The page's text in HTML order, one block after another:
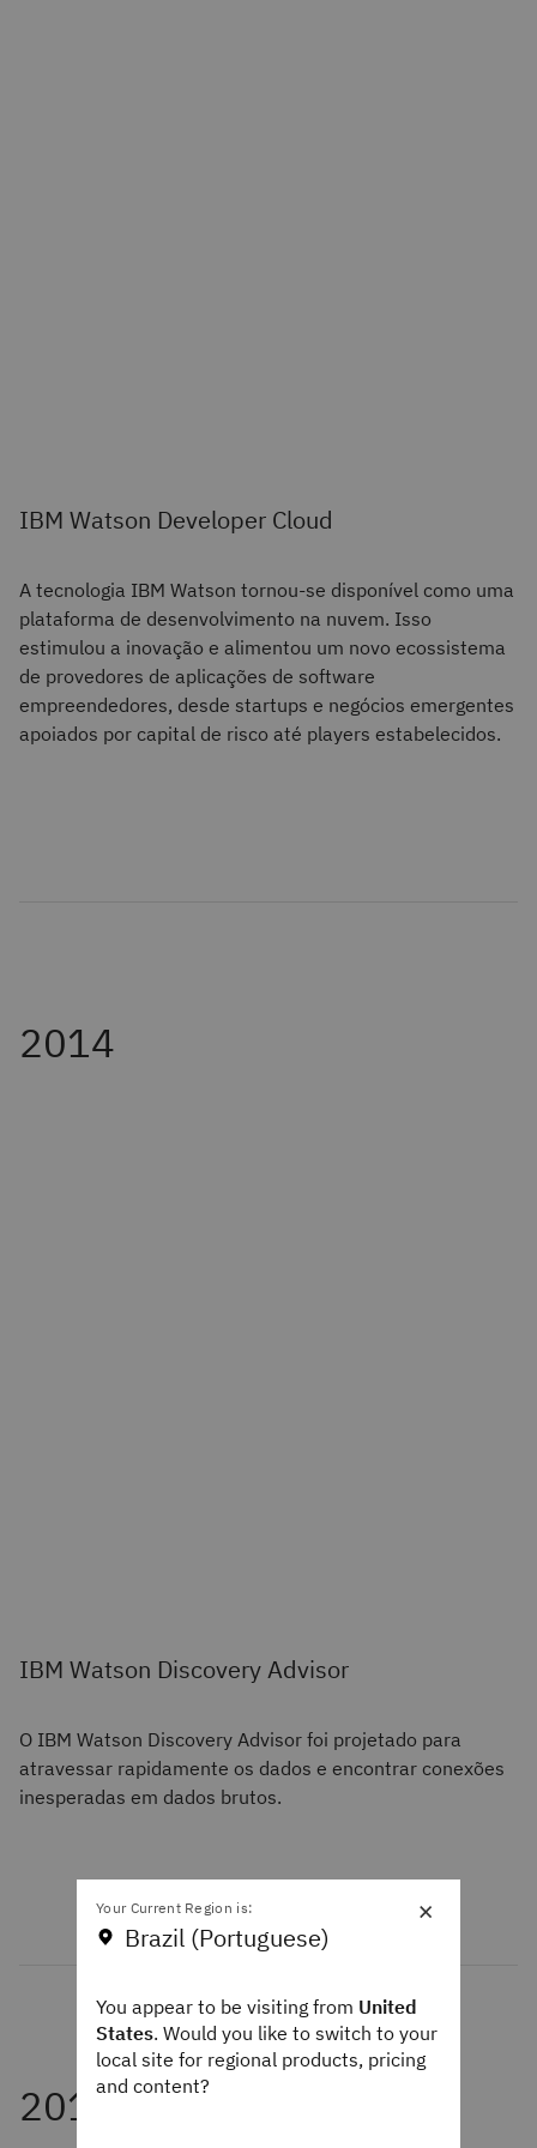
IBM Watson Developer Cloud
A tecnologia IBM Watson tornou-se disponível como uma
plataforma de desenvolvimento na nuvem. Isso
estimulou a inovação e alimentou um novo ecossistema
de provedores de aplicações de software
empreendedores, desde startups e negócios emergentes
apoiados por capital de risco até players estabelecidos.
IBM Watson Discovery Advisor
O IBM Watson Discovery Advisor foi projetado para
atravessar rapidamente os dados e encontrar conexões
inesperadas em dados brutos.
×
Your Current Region is:
Brazil (Portuguese)
You appear to be visiting from United
States. Would you like to switch to your
local site for regional products, pricing
and content?